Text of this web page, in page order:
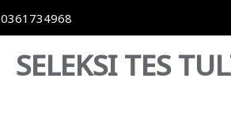
0361734968
SELEKSI TES